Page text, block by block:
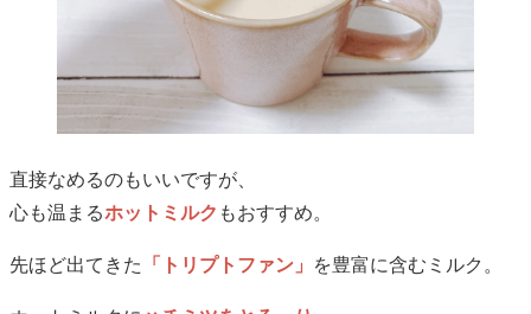
直接なめるのもいいですが、
心も温まるホットミルク もおすすめ。
先ほど出てきた 「トリプトファン」 を豊富に含むミルク。